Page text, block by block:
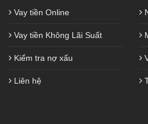
Vay tiền Online
Vay tiền Không Lãi Suất
Kiểm tra nợ xấu
Liên hệ